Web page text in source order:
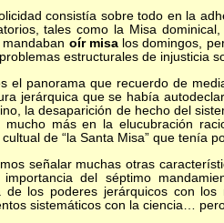
consistía sobre todo en la
tales como la Misa
oír misa los domingos,
estructurales de injusticia
que recuerdo de
jerárquica que se había
la desaparición de hecho del
mucho más en la elucubración
de “la Santa Misa” que tenía
señalar muchas otras
importancia del séptimo
de los poderes jerárquicos con
sistemáticos con la ciencia…